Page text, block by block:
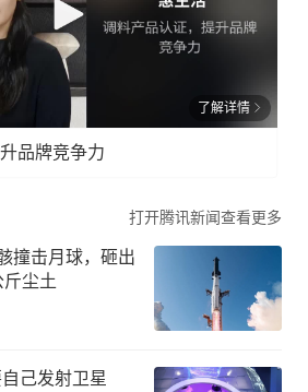
了解详情
品牌竞争力
打开腾讯新闻查看更多
撞击月球，砸出
尘土
己发射卫星